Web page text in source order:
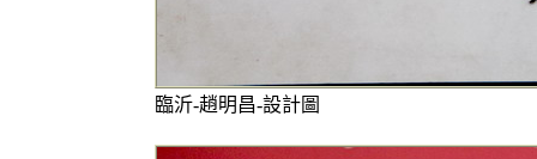
臨沂-趙明昌-設計圖